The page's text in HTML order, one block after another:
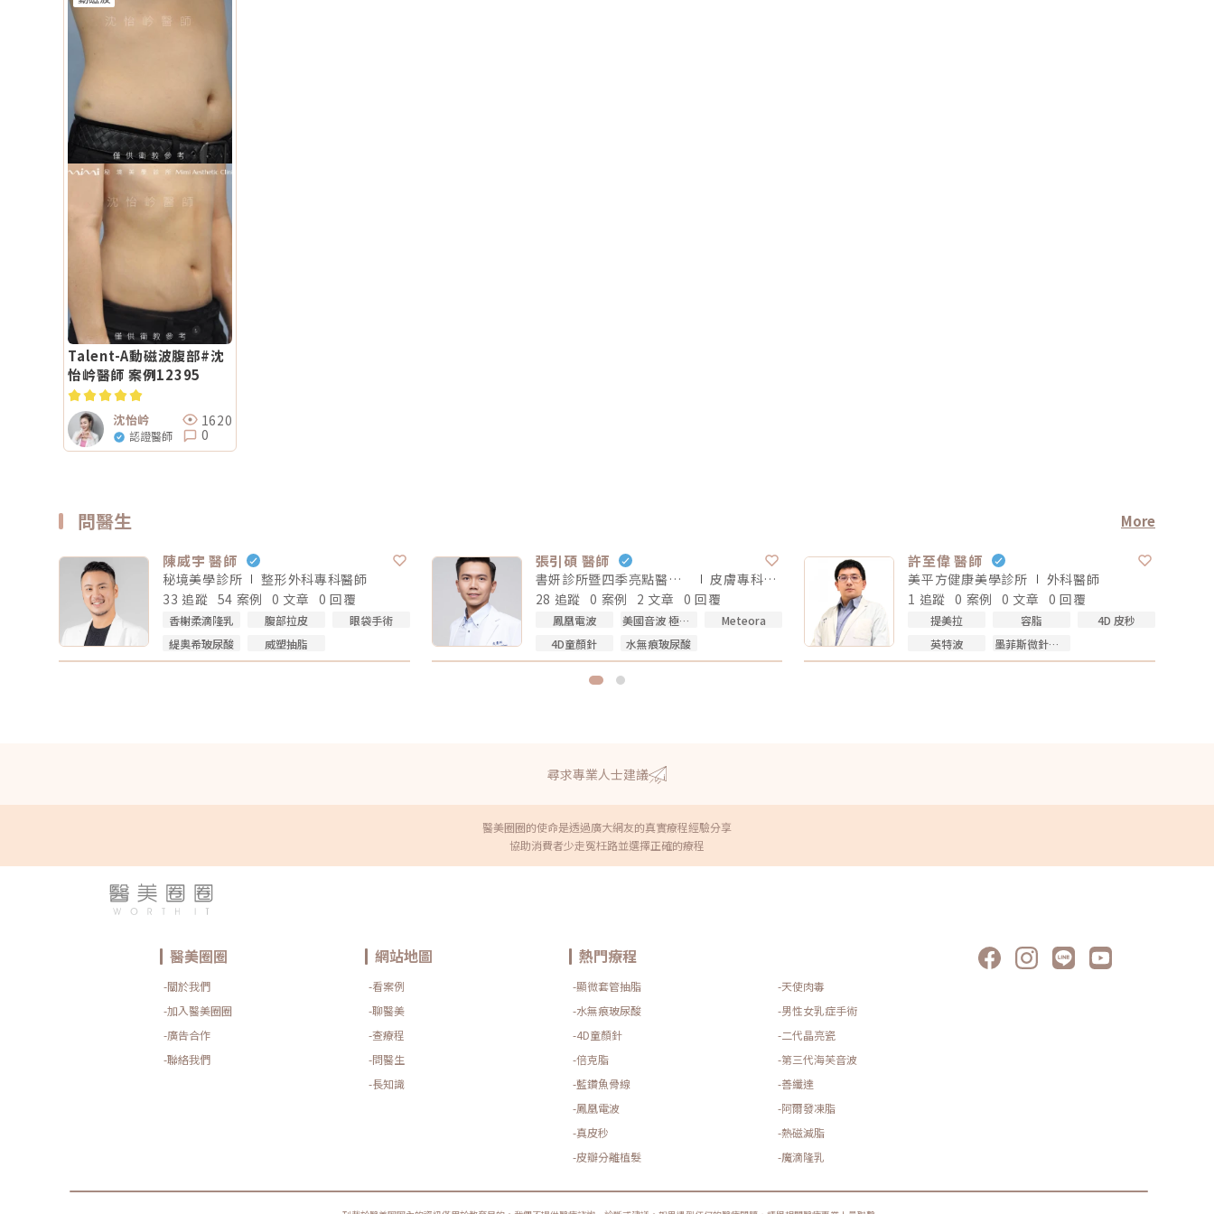
Talent-A動磁波腹部#沈
怡岒醫師 案例12395
沈怡岒
認證醫師
1620
0
問醫生 More
陳威宇 醫師
秘境美學診所 整形外科專科醫師
33 追蹤 54 案例 0 文章 0 回覆
香榭柔滴隆乳 腹部拉皮
眼袋手術
緹奧希玻尿酸
威塑抽脂
張引碩 醫師
書妍診所暨四季亮點醫學美容 皮膚專科
醫師
28 追蹤 0 案例 2 文章 0 回覆
鳳凰電波 美國音波 極透+
Meteora
4D童顏針
水無痕玻尿酸
許至偉 醫師
美平方健康美學診所 外科醫師
1 追蹤 0 案例 0 文章 0 回覆
提美拉 容脂
4D 皮秒
英特波
墨菲斯微針電波
尋求專業人士建議
醫美圈圈的使命是透過廣大網友的真實療程經驗分享
協助消費者少走冤枉路並選擇正確的療程
醫美圈圈
-關於我們
-加入醫美圈圈
-廣告合作
-聯絡我們
網站地圖
-看案例
-聊醫美
-查療程
-問醫生
-長知識
熱門療程
-顯微套管抽脂
-天使肉毒
-水無痕玻尿酸
-男性女乳症手術
-4D童顏針
-二代晶亮瓷
-倍克脂
-第三代海芙音波
-藍鑽魚骨線
-善纖達
-鳳凰電波
-阿爾發凍脂
-真皮秒
-熱磁減脂
-皮瓣分離植髮
-魔滴隆乳